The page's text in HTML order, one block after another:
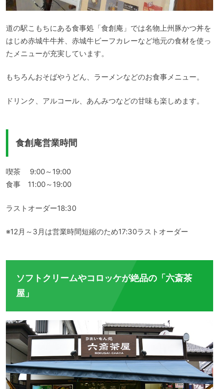
道の駅こもちにある食事処「食創庵」では名物上州豚かつ丼を
はじめ赤城牛牛丼、赤城牛ビーフカレーなど地元の食材を使っ
たメニューが充実しています。
もちろんおそばやうどん、ラーメンなどのお食事メニュー。
ドリンク、アルコール、あんみつなどの甘味も楽しめます。
食創庵営業時間
喫茶 9:00～19:00
食事 11:00～19:00
ラストオーダー18:30
※12月～3月は営業時間短縮のため17:30ラストオーダー
ソフトクリームやコロッケが絶品の「六斎茶
屋」